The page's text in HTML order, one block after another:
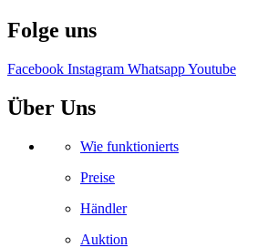
Folge uns
Facebook Instagram WhatsappYoutube
Über Uns
Wie funktionierts
Preise
Händler
Auktion